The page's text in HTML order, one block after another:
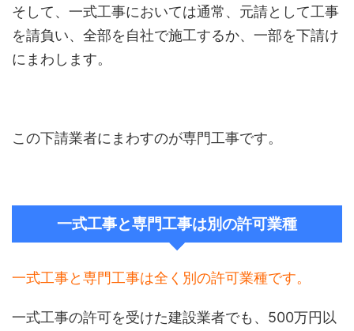
そして、一式工事においては通常、元請として工事
を請負い、全部を自社で施工するか、一部を下請け
にまわします。
この下請業者にまわすのが専門工事です。
一式工事と専門工事は別の許可業種
一式工事と専門工事は全く別の許可業種です。
一式工事の許可を受けた建設業者でも、500万円以